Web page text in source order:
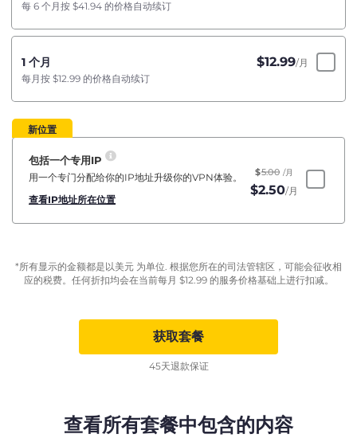
每 6 个月按 $41.94 的价格自动续订
1 个月 $12.99/月
每月按 $12.99 的价格自动续订
新位置
包括一个专用IP
用一个专门分配给你的IP地址升级你的VPN体验。
查看IP地址所在位置
$5.00 /月
$2.50/月
*所有显示的金额都是以美元 为单位. 根据您所在的司法管辖区，可能会征收相
应的税费。任何折扣均会在当前每月 $12.99的服务价格基础上进行扣减。
获取套餐
45天退款保证
查看所有套餐中包含的内容